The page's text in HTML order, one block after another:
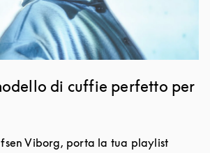
di cuffie perfetto per
Viborg, porta la tua playlist